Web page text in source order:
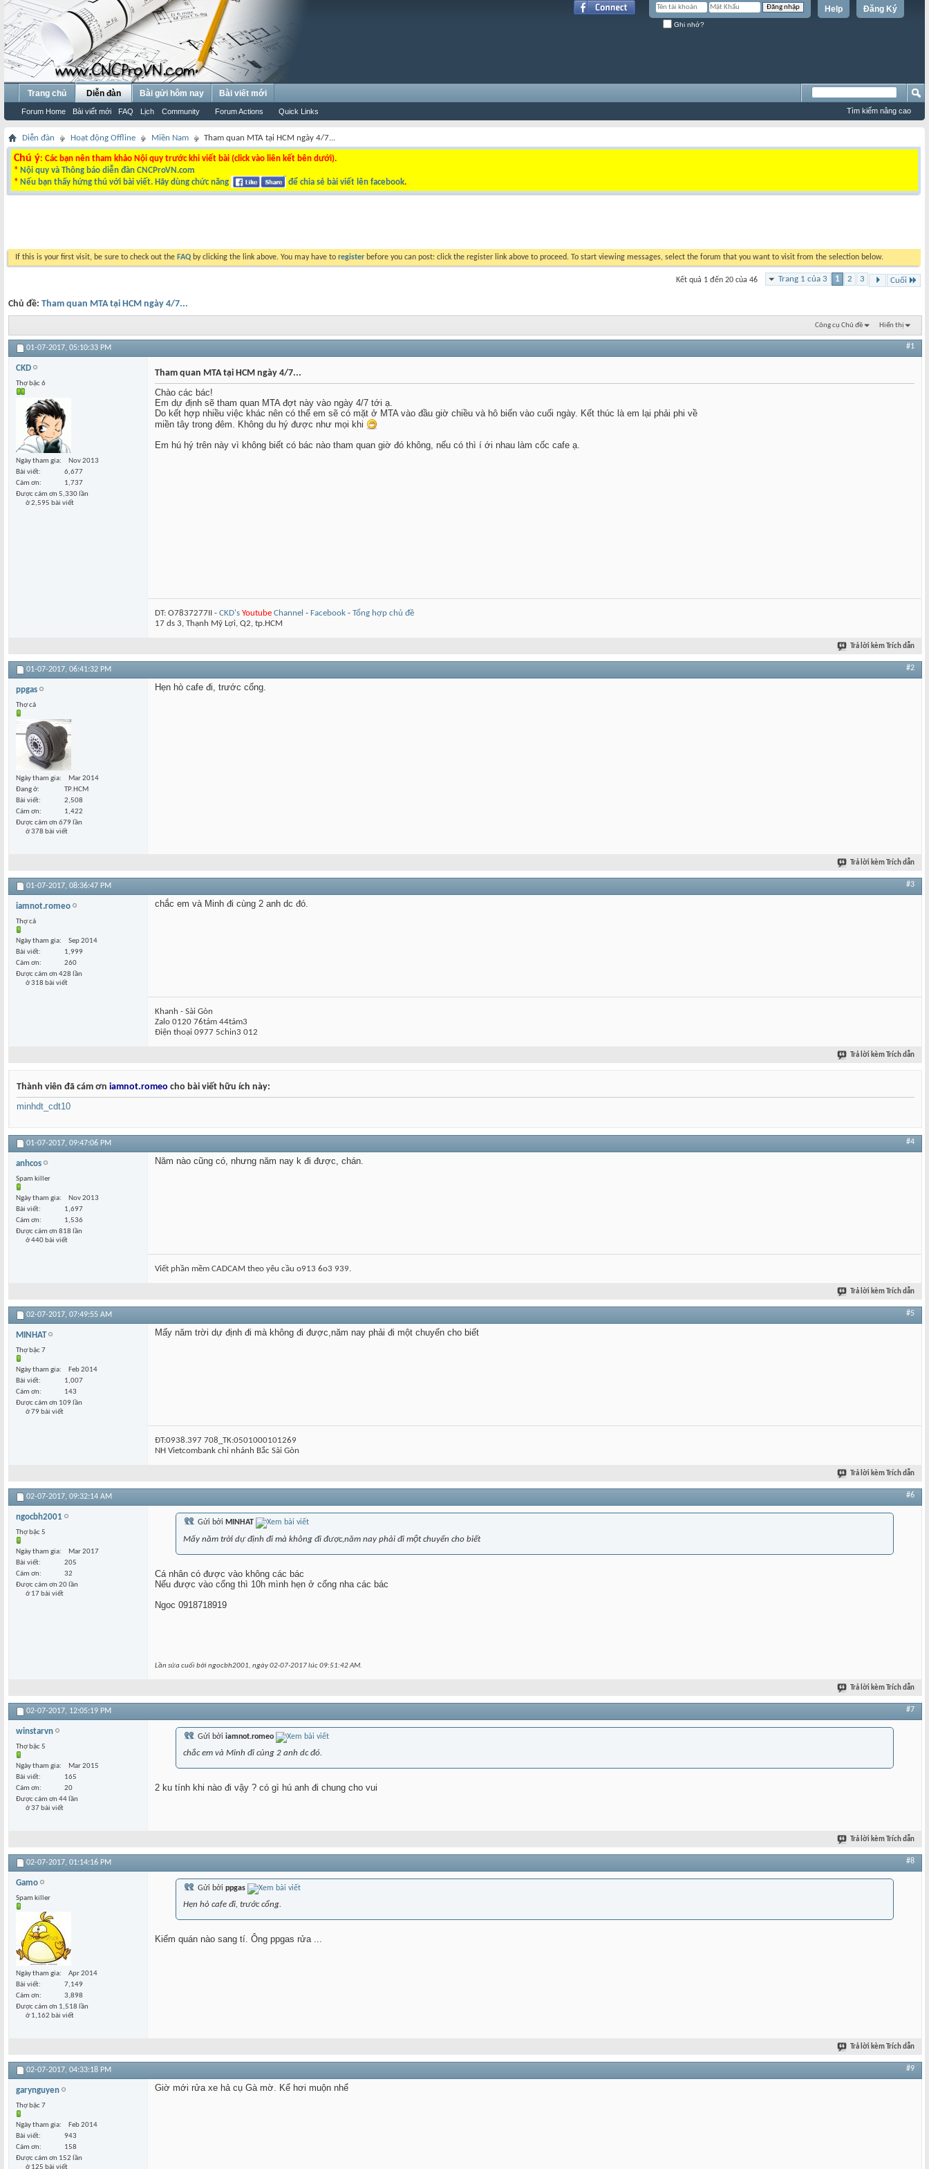
Đăng Ký
Help
Ghi nhớ?
Trang chủ Diễn đàn
Forum Home Bài viết mới FAQ Lịch Community Forum Actions Quick Links
Bài gửi hôm nay Bài viết mới
Tìm kiếm nâng cao
Diễn đàn Hoạt động Offline Miền Nam Tham quan MTA tại HCM ngày 4/7...
Chú ý: Các bạn nên tham khảo Nội quy trước khi viết bài (click vào liên kết bên dưới).
* Nội quy và Thông báo diễn đàn CNCProVN.com
* Nếu bạn thấy hứng thú với bài viết. Hãy dùng chức năng để chia sẻ bài viết lên facebook.
If this is your first visit, be sure to check out the FAQ by clicking the link above. You may have to register before you can post: click the register link above to proceed. To start viewing messages, select the forum that you want to visit from the selection below.
Trang 1 của 3 1 2 3 Cuối
Kết quả 1 đến 20 của 46
Chủ đề: Tham quan MTA tại HCM ngày 4/7...
Công cụ Chủ đề Hiển thị
01-07-2017, 05:10:33 PM #1
CKD
Thợ bậc 6
Ngày tham gia
Nov 2013
Bài viết
6,677
Cám ơn
1,737
Được cám ơn 5,330 lần
ở 2,595 bài viết
Tham quan MTA tại HCM ngày 4/7...
Chào các bác!
Em dự định sẽ tham quan MTA đợt này vào ngày 4/7 tới ạ.
Do kết hợp nhiều việc khác nên có thể em sẽ có mặt ở MTA vào đầu giờ chiều và hô biến vào cuối ngày. Kết thúc là em lại phải phi về
miền tây trong đêm. Không du hý được như mọi khi
Em hú hý trên này vì không biết có bác nào tham quan giờ đó không, nếu có thì í ới nhau làm cốc cafe ạ.
DT: O7837277II - CKD's Youtube Channel - Facebook - Tổng hợp chủ đề
17 ds 3, Thạnh Mỹ Lợi, Q2, tp.HCM
Trả lời kèm Trích dẫn
01-07-2017, 06:41:32 PM #2
ppgas
Thợ cả
Ngày tham gia
Mar 2014
Đang ở
TP.HCM
Bài viết
2,508
Cám ơn
1,422
Được cám ơn 679 lần
ở 378 bài viết
Hẹn hò cafe đi, trước cổng.
Trả lời kèm Trích dẫn
01-07-2017, 08:36:47 PM #3
iamnot.romeo
Thợ cả
Ngày tham gia
Sep 2014
Bài viết
1,999
Cám ơn
260
Được cám ơn 428 lần
ở 318 bài viết
chắc em và Minh đi cùng 2 anh dc đó.
Khanh - Sài Gòn
Zalo 0120 76tám 44tám3
Điện thoại 0977 5chin3 012
Trả lời kèm Trích dẫn
Thành viên đã cám ơn iamnot.romeo cho bài viết hữu ích này:
minhdt_cdt10
01-07-2017, 09:47:06 PM #4
anhcos
Spam killer
Ngày tham gia
Nov 2013
Bài viết
1,697
Cám ơn
1,536
Được cám ơn 818 lần
ở 440 bài viết
Năm nào cũng có, nhưng năm nay k đi được, chán.
Viết phần mềm CADCAM theo yêu cầu o913 6o3 939.
Trả lời kèm Trích dẫn
02-07-2017, 07:49:55 AM #5
MINHAT
Thợ bậc 7
Ngày tham gia
Feb 2014
Bài viết
1,007
Cám ơn
143
Được cám ơn 109 lần
ở 79 bài viết
Mấy năm trời dự định đi mà không đi được,năm nay phải đi một chuyến cho biết
ĐT:0938.397 708_TK:0501000101269
NH Vietcombank chi nhánh Bắc Sài Gòn
Trả lời kèm Trích dẫn
02-07-2017, 09:32:14 AM #6
ngocbh2001
Thợ bậc 5
Ngày tham gia
Mar 2017
Bài viết
205
Cám ơn
32
Được cám ơn 20 lần
ở 17 bài viết
Gửi bởi MINHAT
Mấy năm trời dự định đi mà không đi được,năm nay phải đi một chuyến cho biết
Cá nhân có được vào không các bác
Nếu được vào cổng thì 10h mình hẹn ở cổng nha các bác
Ngoc 0918718919
Lần sửa cuối bởi ngocbh2001, ngày 02-07-2017 lúc09:51:42 AM.
Trả lời kèm Trích dẫn
02-07-2017, 12:05:19 PM #7
winstarvn
Thợ bậc 5
Ngày tham gia
Mar 2015
Bài viết
165
Cám ơn
20
Được cám ơn 44 lần
ở 37 bài viết
Gửi bởi iamnot.romeo
chắc em và Minh đi cùng 2 anh dc đó.
2 ku tính khi nào đi vậy ? có gì hú anh đi chung cho vui
Trả lời kèm Trích dẫn
02-07-2017, 01:14:16 PM #8
Gamo
Spam killer
Ngày tham gia
Apr 2014
Bài viết
7,149
Cám ơn
3,898
Được cám ơn 1,518 lần
ở 1,162 bài viết
Gửi bởi ppgas
Hẹn hò cafe đi, trước cổng.
Kiếm quán nào sang tí. Ông ppgas rửa ...
Trả lời kèm Trích dẫn
02-07-2017, 04:33:18 PM #9
garynguyen
Thợ bậc 7
Ngày tham gia
Feb 2014
Bài viết
943
Cám ơn
158
Được cám ơn 152 lần
ở 125 bài viết
Giờ mới rửa xe hả cụ Gà mờ. Kể hơi muộn nhể